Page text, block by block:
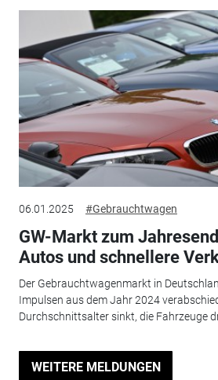
06.01.2025 #Gebrauchtwagen
GW-Markt zum
Autos und schnellere
Der Gebrauchtwagenmarkt in
Impulsen aus dem Jahr 2024
Durchschnittsalter sinkt, die Fahrzeuge
WEITERE MELDUNGEN